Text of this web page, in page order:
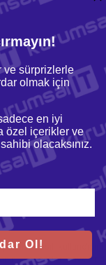
nasıl kullandığınızı
sensörler sayesinde
ve sürprizlerle
olmak için
en iyi
özel içerikler ve
olacaksınız.
Ol!